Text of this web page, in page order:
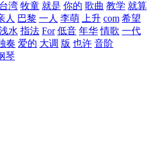
台湾 牧童 就是 你的 歌曲 教学 就算
人 巴黎 一人 李萌 上升 com 希望
水 指法 For 低音 年华 情歌 一代
奏 爱的 大调 版 也许 音阶
琴